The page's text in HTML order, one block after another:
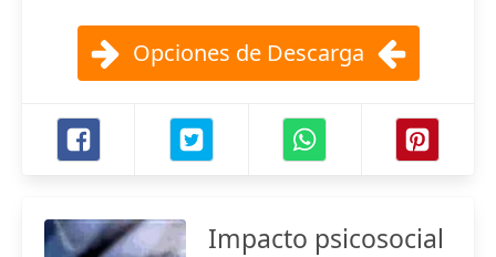
Opciones de Descarga
Impacto psicosocial